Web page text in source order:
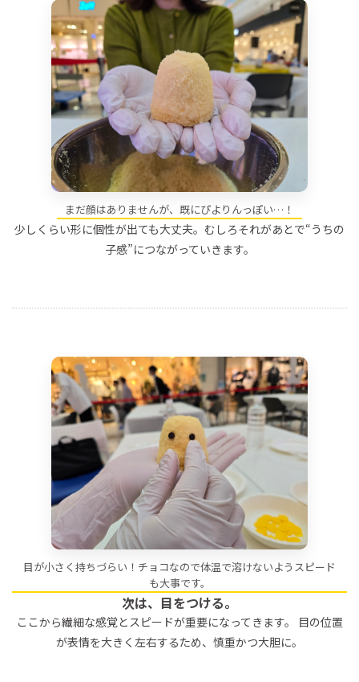
まだ顔はありませんが、既にぴよりんっぽい…！
少しくらい形に個性が出ても大丈夫。むしろそれがあとで“うちの
子感”につながっていきます。
目が小さく持ちづらい！チョコなので体温で溶けないようスピード
も大事です。
次は、目をつける。
ここから繊細な感覚とスピードが重要になってきます。 目の位置
が表情を大きく左右するため、慎重かつ大胆に。